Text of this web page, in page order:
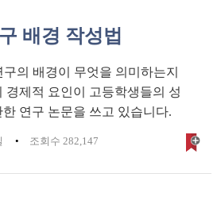
배경 작성법
의 배경이 무엇을 의미하는지
경제적 요인이 고등학생들의 성
연구 논문을 쓰고 있습니다.
조회수 282,147